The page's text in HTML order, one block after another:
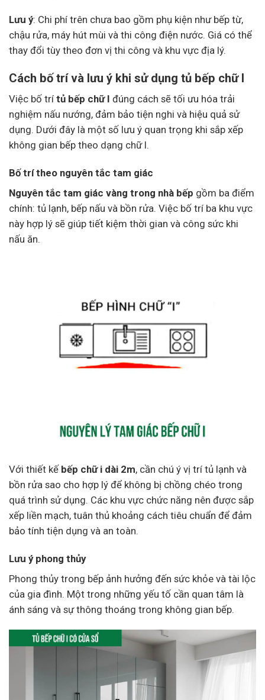
Lưu ý: Chi phí trên chưa bao gồm phụ kiện như bếp từ,
chậu rửa, máy hút mùi và thi công điện nước. Giá có thể
thay đổi tùy theo đơn vị thi công và khu vực địa lý.
Cách bố trí và lưu ý khi sử dụng tủ bếp chữ I
Việc bố trí tủ bếp chữ I đúng cách sẽ tối ưu hóa trải
nghiệm nấu nướng, đảm bảo tiện nghi và hiệu quả sử
dụng. Dưới đây là một số lưu ý quan trọng khi sắp xếp
không gian bếp theo dạng chữ I.
Bố trí theo nguyên tắc tam giác
Nguyên tắc tam giác vàng trong nhà bếp gồm ba điểm
chính: tủ lạnh, bếp nấu và bồn rửa. Việc bố trí ba khu vực
này hợp lý sẽ giúp tiết kiệm thời gian và công sức khi
nấu ăn.
Với thiết kế bếp chữ i dài 2m, cần chú ý vị trí tủ lạnh và
bồn rửa sao cho hợp lý để không bị chồng chéo trong
quá trình sử dụng. Các khu vực chức năng nên được sắp
xếp liền mạch, tuân thủ khoảng cách tiêu chuẩn để đảm
bảo tính tiện dụng và an toàn.
Lưu ý phong thủy
Phong thủy trong bếp ảnh hưởng đến sức khỏe và tài lộc
của gia đình. Một trong những yếu tố cần quan tâm là
ánh sáng và sự thông thoáng trong không gian bếp.